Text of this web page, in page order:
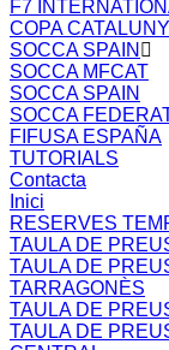
F7
COPA
SOCCA SPAIN
SOCCA MFCAT
SOCCA SPAIN
SOCCA
FIFUSA ESPAÑA
TUTORIALS
Contacta
Inici
RESERVES
TAULA DE
TAULA DE
TARRAGONÈS
TAULA DE
TAULA DE